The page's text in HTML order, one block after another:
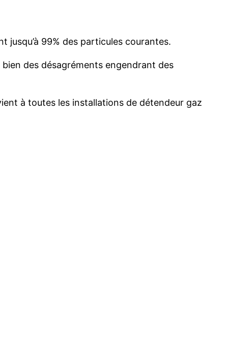
99% des particules courantes.
des désagréments engendrant des
à toutes les installations de détendeur gaz